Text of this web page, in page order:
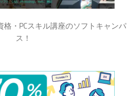
・PCスキル講座のソフトキャンパ
ス！